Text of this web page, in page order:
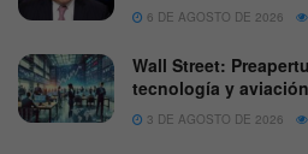
6 DE AGOSTO DE 2026
Wall Street:
tecnología y
3 DE AGOSTO DE 2026